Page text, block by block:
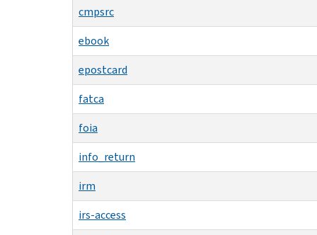
cmpsrc
ebook
epostcard
fatca
foia
info_return
irm
irs-access